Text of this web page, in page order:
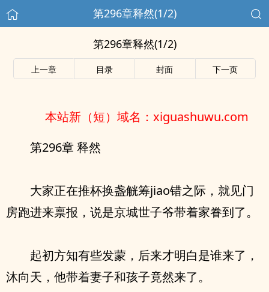
第296章释然(1/2)
第296章释然(1/2)
上一章 目录 封面 下一页
本站新（短）域名：xiguashuwu.com
第296章 释然
大家正在推杯换盏觥筹jiao错之际，就见门
房跑进来禀报，说是京城世子爷带着家眷到了。
起初方知有些发蒙，后来才明白是谁来了，
沐向天，他带着妻子和孩子竟然来了。